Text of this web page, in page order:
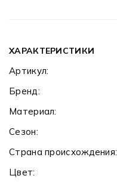
ХАРАКТЕРИСТИКИ
Артикул:
Бренд:
Материал:
Сезон:
Страна происхождения:
Цвет: